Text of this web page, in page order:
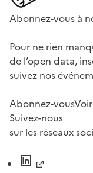
Abonnez-vous à
Pour ne rien
de l’open data,
suivez nos
Abonnez-vous
Suivez-nous
sur les réseaux